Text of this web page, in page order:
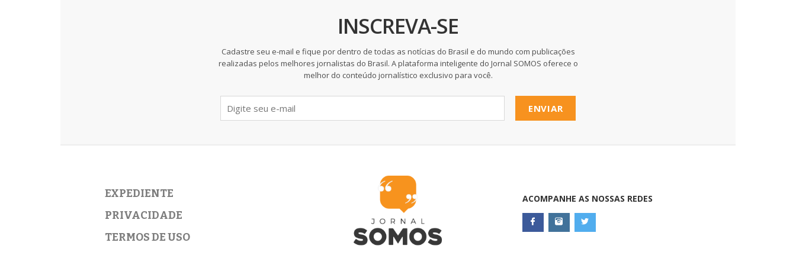
INSCREVA-SE
Cadastre seu e-mail e fique por dentro de todas as notícias do Brasil e do mundo com publicações
realizadas pelos melhores jornalistas do Brasil. A plataforma inteligente do Jornal SOMOS oferece o
melhor do conteúdo jornalístico exclusivo para você.
ENVIAR
EXPEDIENTE
PRIVACIDADE
TERMOS DE USO
ACOMPANHE AS NOSSAS REDES